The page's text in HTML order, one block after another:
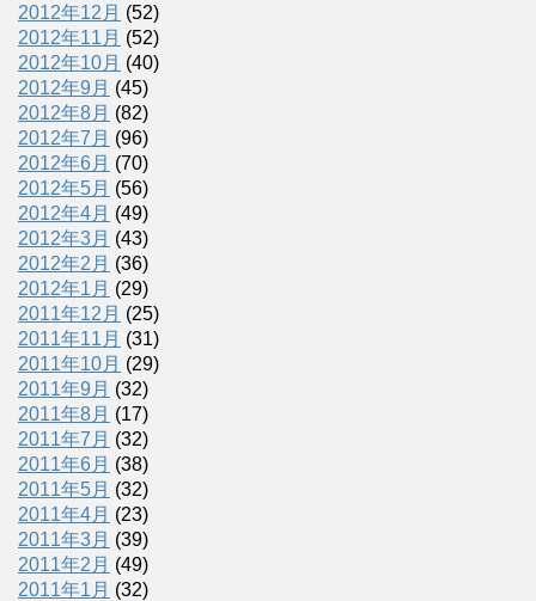
2012年12月 (52)
2012年11月 (52)
2012年10月 (40)
2012年9月 (45)
2012年8月 (82)
2012年7月 (96)
2012年6月 (70)
2012年5月 (56)
2012年4月 (49)
2012年3月 (43)
2012年2月 (36)
2012年1月 (29)
2011年12月 (25)
2011年11月 (31)
2011年10月 (29)
2011年9月 (32)
2011年8月 (17)
2011年7月 (32)
2011年6月 (38)
2011年5月 (32)
2011年4月 (23)
2011年3月 (39)
2011年2月 (49)
2011年1月 (32)